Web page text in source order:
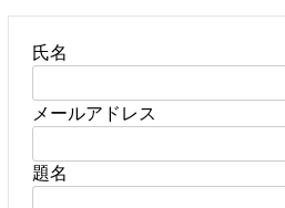
氏名
メールアドレス
題名